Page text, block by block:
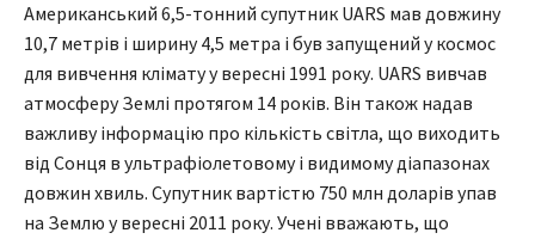
Американський 6,5-тонний супутник UARS мав довжину
10,7 метрів і ширину 4,5 метра і був запущений у космос
для вивчення клімату у вересні 1991 року. UARS вивчав
атмосферу Землі протягом 14 років. Він також надав
важливу інформацію про кількість світла, що виходить
від Сонця в ультрафіолетовому і видимому діапазонах
довжин хвиль. Супутник вартістю 750 млн доларів упав
на Землю у вересні 2011 року. Учені вважають, що